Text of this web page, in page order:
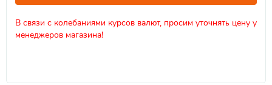
В связи с колебаниями курсов валют, просим уточнять цену у
менеджеров магазина!